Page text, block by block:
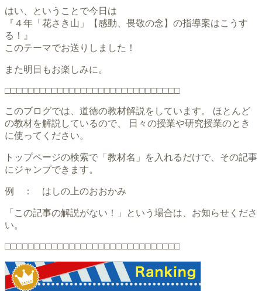
はい、ということで今日は
『４年「花さき山」【感動、畏敬の念】の指導案はこうす
る！』
このテーマでお送りしました！
また明日もお楽しみに。
□□□□□□□□□□□□□□□□□□□□□□□□□□□□□□
このブログでは、道徳の教材解説をしています。 ほとんど
の教材を解説しているので、 日々の授業や研究授業のとき
に使ってください。
トップページの検索で「教材名」を入れるだけで、その記事
にジャンプできます。
例 ： はしの上のおおかみ
「この記事の解説がない！」という場合は、お知らせくださ
い。
□□□□□□□□□□□□□□□□□□□□□□□□□□□□□□